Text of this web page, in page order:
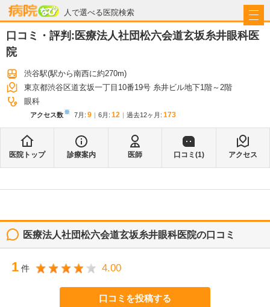
人で選べる医院検索
病院なび
口コミ・評判:医療法人社団松六会道玄坂糸井眼科医
院
渋谷駅(駅から南西に約270m)
東京都渋谷区道玄坂一丁目10番19号 糸井ビル地下1階～2階
眼科
アクセス数※ 7月 : 9 6月 : 12 過去12ヶ月: 173
医院トップ 診療案内 医師 口コミ(1) アクセス
医療法人社団松六会道玄坂糸井眼科医院の口コミ
1 件 4.00
口コミを投稿する